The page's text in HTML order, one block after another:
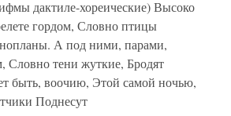
дактиле-хореические) Высоко
гордом, Словно птицы
А под ними, парами,
Словно тени жуткие, Бродят
быть, воочию, Этой самой ночью,
Поднесут